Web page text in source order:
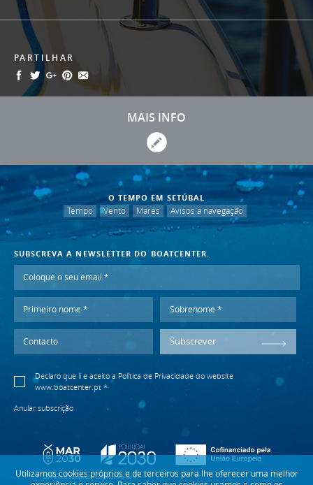
PARTILHAR
MAIS INFO
O TEMPO EM SETÚBAL
Tempo
Vento Marés Avisos à navegação
SUBSCREVA A NEWSLETTER DO BOATCENTER.
Subscrever
Declaro que li e aceito a Política de Privacidadedo website
www.boatcenter.pt *
Anular subscrição
Utilizamos cookies próprios e de terceiros para lhe oferecer uma melhor